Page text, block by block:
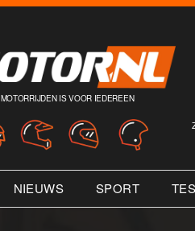
MOTORRIJDEN IS VOOR IEDEREEN
NIEUWS SPORT